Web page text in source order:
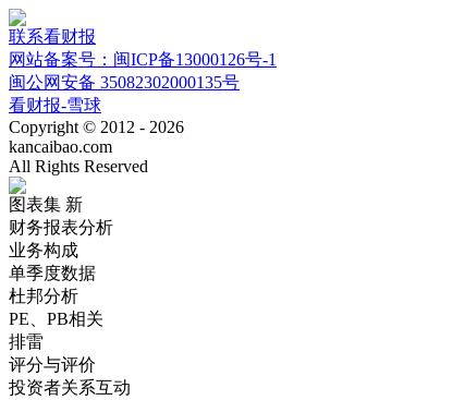
联系看财报
网站备案号：闽ICP备13000126号-1
闽公网安备 35082302000135号
看财报-雪球
Copyright © 2012 - 2026
kancaibao.com
All Rights Reserved
图表集 新
财务报表分析
业务构成
单季度数据
杜邦分析
PE、PB相关
排雷
评分与评价
投资者关系互动